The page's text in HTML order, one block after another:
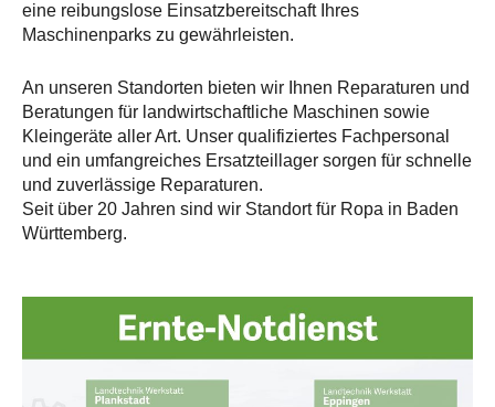
eine reibungslose Einsatzbereitschaft Ihres
Maschinenparks zu gewährleisten.
An unseren Standorten bieten wir Ihnen Reparaturen und
Beratungen für landwirtschaftliche Maschinen sowie
Kleingeräte aller Art. Unser qualifiziertes Fachpersonal
und ein umfangreiches Ersatzteillager sorgen für schnelle
und zuverlässige Reparaturen.
Seit über 20 Jahren sind wir Standort für Ropa in Baden
Württemberg.